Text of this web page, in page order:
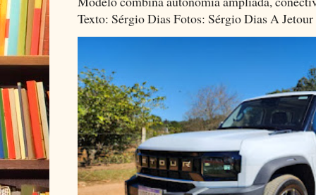
Texto: Sérgio Dias Fotos: Sérgio Dias A